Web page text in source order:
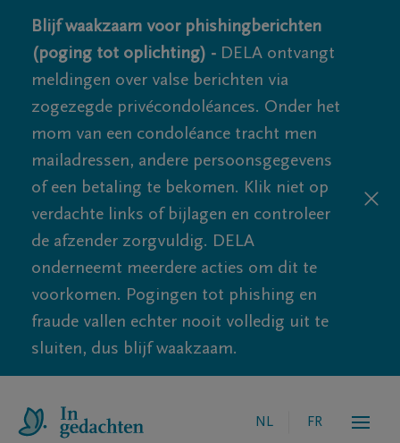
Blijf waakzaam voor phishingberichten
(poging tot oplichting) - DELA ontvangt
meldingen over valse berichten via
zogezegde privécondoléances. Onder het
mom van een condoléance tracht men
mailadressen, andere persoonsgegevens
of een betaling te bekomen. Klik niet op
verdachte links of bijlagen en controleer
de afzender zorgvuldig. DELA
onderneemt meerdere acties om dit te
voorkomen. Pogingen tot phishing en
fraude vallen echter nooit volledig uit te
sluiten, dus blijf waakzaam.
NL FR